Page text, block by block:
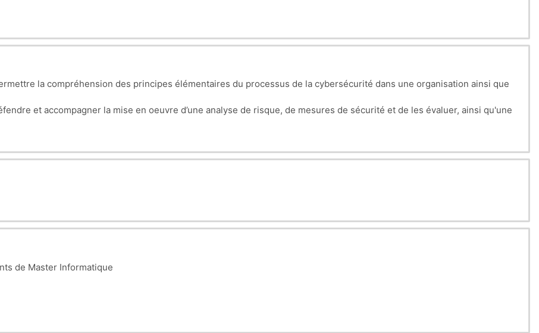
la compréhension des principes élémentaires du processus de la cybersécurité dans une organisation ainsi que
et accompagner la mise en oeuvre d’une analyse de risque, de mesures de sécurité et de les évaluer, ainsi qu'une
de Master Informatique